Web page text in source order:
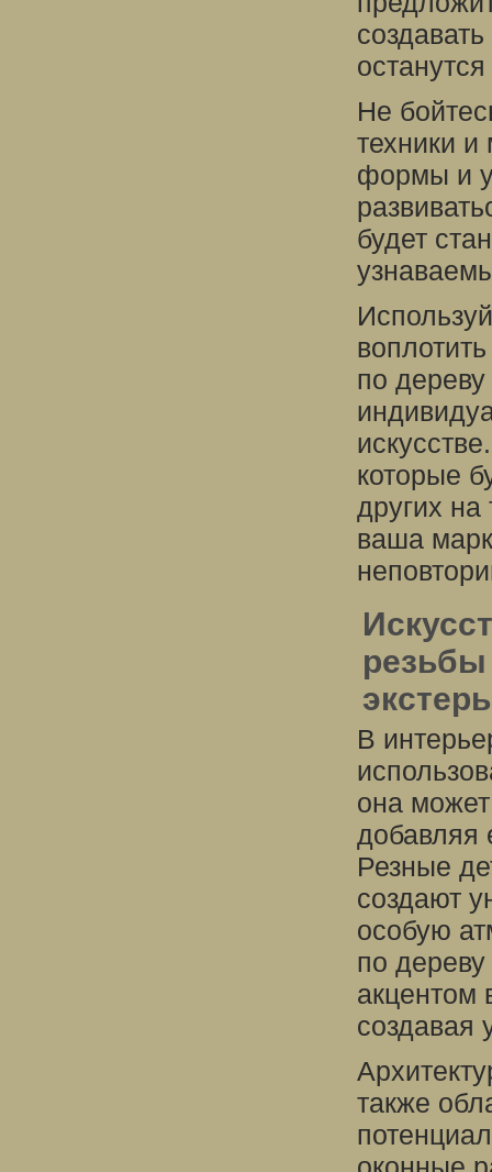
Не
техники
формы и
будет
по
которые
других
ваша
резьбы
В
она
добавляя
Резные
создают
особую
по
акцентом
создавая
также